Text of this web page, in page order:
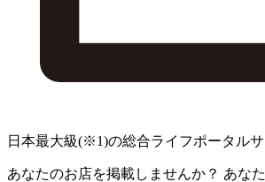
日本最大級(※1)の総合ライフポータルサ
あなたのお店を掲載しませんか？ あな